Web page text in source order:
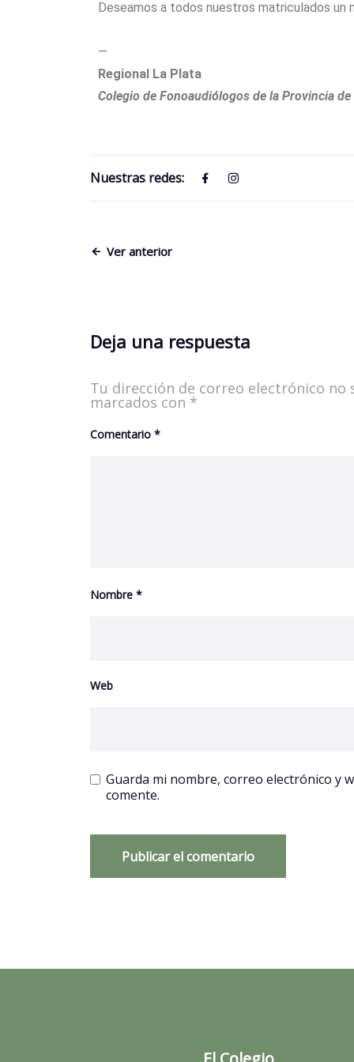
Deseamos a todos nuestros matriculados un
—
Regional La Plata
Colegio de Fonoaudiólogos de la Provincia
Nuestras redes:
Ver anterior
Deja una respuesta
Tu dirección de correo electrónico no
marcados con *
Comentario *
Nombre *
Web
Guarda mi nombre, correo electrónico y
comente.